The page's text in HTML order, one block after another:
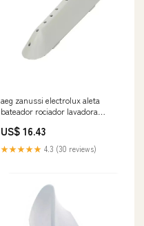
aeg zanussi electrolux aleta
bateador rociador lavadora
US$ 16.43
★★★★★ 4.3 (30 reviews)